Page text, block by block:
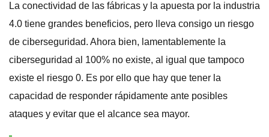
La conectividad de las fábricas y la apuesta por la industria
4.0 tiene grandes beneficios, pero lleva consigo un riesgo
de ciberseguridad. Ahora bien, lamentablemente la
ciberseguridad al 100% no existe, al igual que tampoco
existe el riesgo 0. Es por ello que hay que tener la
capacidad de responder rápidamente ante posibles
ataques y evitar que el alcance sea mayor.